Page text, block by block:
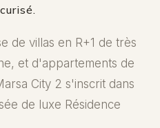
de villas en R+1 de très
et d'appartements de
City 2 s'inscrit dans
de luxe Résidence